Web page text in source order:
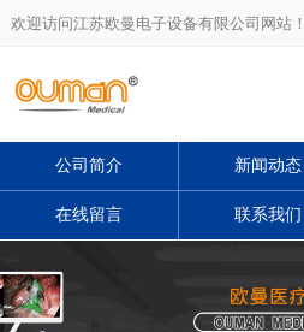
欢迎访问江苏欧曼电子设备有限公司网站！
公司简介 新闻动态
在线留言 联系我们